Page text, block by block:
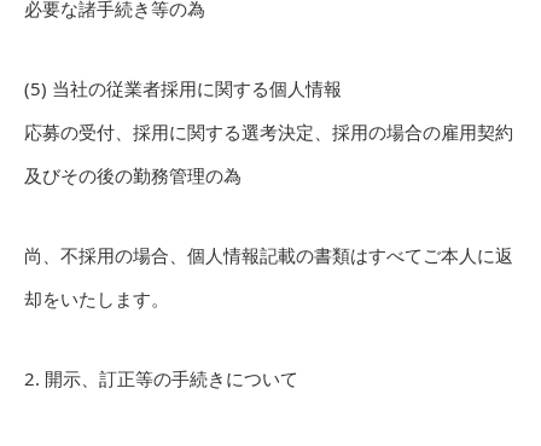
必要な諸手続き等の為
(5) 当社の従業者採用に関する個人情報
応募の受付、採用に関する選考決定、採用の場合の雇用契約
及びその後の勤務管理の為
尚、不採用の場合、個人情報記載の書類はすべてご本人に返
却をいたします。
2. 開示、訂正等の手続きについて